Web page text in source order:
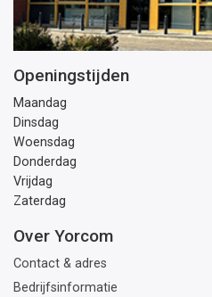
Openingstijden
Maandag
Dinsdag
Woensdag
Donderdag
Vrijdag
Zaterdag
Over Yorcom
Contact & adres
Bedrijfsinformatie